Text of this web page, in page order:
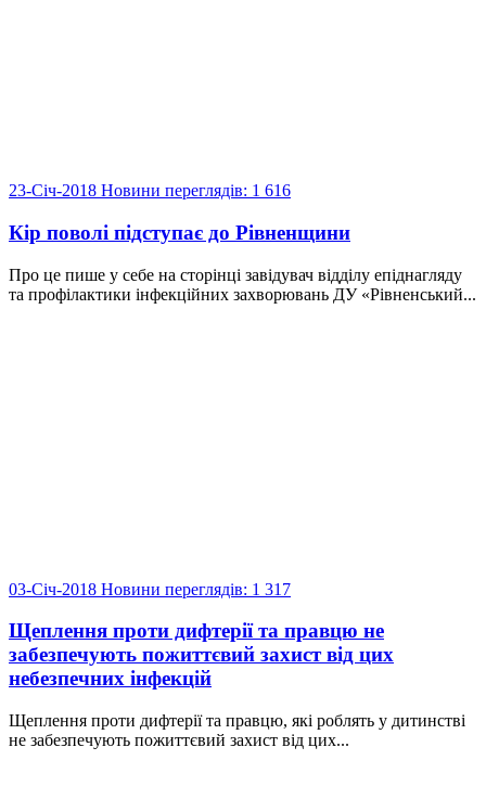
23-Січ-2018 Новини переглядів: 1 616
Кір поволі підступає до Рівненщини
Про це пише у себе на сторінці завідувач відділу епіднагляду
та профілактики інфекційних захворювань ДУ «Рівненський...
03-Січ-2018 Новини переглядів: 1 317
Щеплення проти дифтерії та правцю не
забезпечують пожиттєвий захист від цих
небезпечних інфекцій
Щеплення проти дифтерії та правцю, які роблять у дитинстві
не забезпечують пожиттєвий захист від цих...